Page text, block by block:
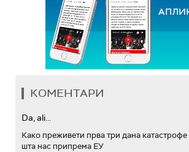
КОМЕНТАРИ
Da, ali...
Како преживети прва три дана катастрофе
шта нас припрема ЕУ